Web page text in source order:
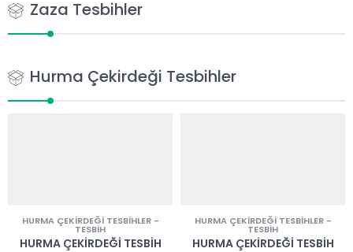
Zaza Tesbihler
Hurma Çekirdeği Tesbihler
HURMA ÇEKIRDEĞI TESBIHLER-
TESBIH
HURMA ÇEKIRDEĞI TESBIH
HURMA ÇEKIRDEĞI TESBIHLER-
TESBIH
HURMA ÇEKIRDEĞI TESBIH